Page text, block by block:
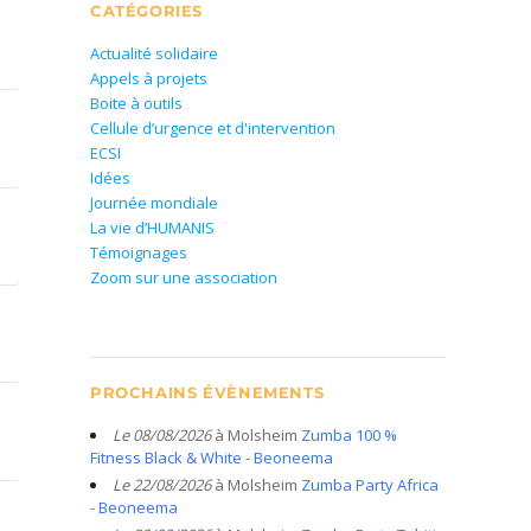
CATÉGORIES
Actualité solidaire
Appels à projets
Boite à outils
Cellule d’urgence et d'intervention
ECSI
Idées
Journée mondiale
La vie d’HUMANIS
Témoignages
Zoom sur une association
PROCHAINS ÉVÈNEMENTS
Le 08/08/2026à Molsheim Zumba 100 %
Fitness Black & White - Beoneema
Le 22/08/2026à Molsheim Zumba Party Africa
- Beoneema